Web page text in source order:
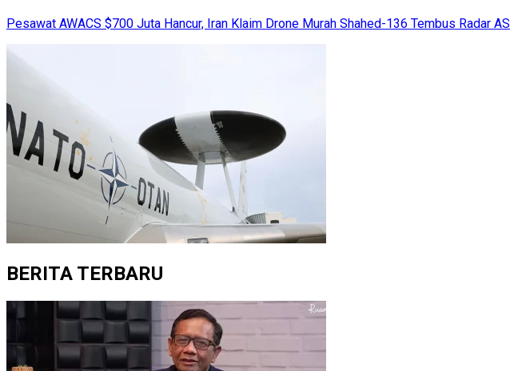
Pesawat AWACS $700 Juta Hancur, Iran Klaim Drone Murah Shahed-136 Tembus Radar AS
BERITA TERBARU